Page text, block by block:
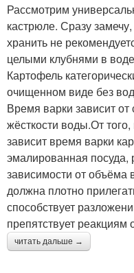
Рассмотрим
кастрюле. Сразу
хранить не
целыми клубнями в
Картофель
очищенном виде без
Время варки зависит от
жёсткости воды.От
зависит время варки
эмалированная
зависимости от
должна плотно
способствует
препятствует реакциям
читать дальше →